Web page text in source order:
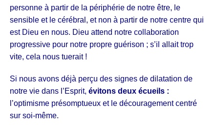
personne à partir de la périphérie de notre être, le
sensible et le cérébral, et non à partir de notre centre qui
est Dieu en nous. Dieu attend notre collaboration
progressive pour notre propre guérison ; s’il allait trop
vite, cela nous tuerait !
Si nous avons déjà perçu des signes de dilatation de
notre vie dans l’Esprit, évitons deux écueils :
l’optimisme présomptueux et le découragement centré
sur soi-même.